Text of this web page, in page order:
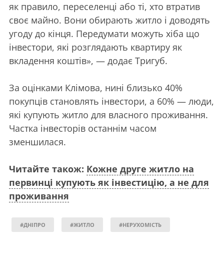
як правило, переселенці або ті, хто втратив
своє майно. Вони обирають житло і доводять
угоду до кінця. Передумати можуть хіба що
інвестори, які розглядають квартиру як
вкладення коштів», — додає Тригуб.
За оцінками Клімова, нині близько 40%
покупців становлять інвестори, а 60% — люди,
які купують житло для власного проживання.
Частка інвесторів останнім часом
зменшилася.
Читайте також: Кожне друге житло на
первинці купують як інвестицію, а не для
проживання
#ДНІПРО #ЖИТЛО #НЕРУХОМІСТЬ